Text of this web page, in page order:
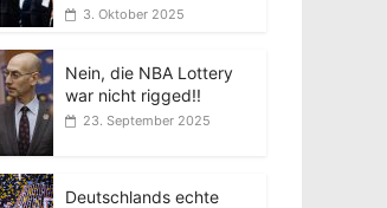
3. Oktober 2025
Nein, die NBA Lottery
war nicht rigged!!
23. September 2025
Deutschlands echte